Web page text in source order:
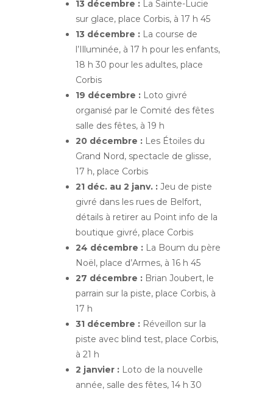
13 décembre : La Sainte-Lucie
sur glace, place Corbis, à 17 h 45
13 décembre : La course de
l’Illuminée, à 17 h pour les enfants,
18 h 30 pour les adultes, place
Corbis
19 décembre : Loto givré
organisé par le Comité des fêtes
salle des fêtes, à 19 h
20 décembre : Les Étoiles du
Grand Nord, spectacle de glisse,
17 h, place Corbis
21 déc. au 2 janv. : Jeu de piste
givré dans les rues de Belfort,
détails à retirer au Point info de la
boutique givré, place Corbis
24 décembre : La Boum du père
Noël, place d’Armes, à 16 h 45
27 décembre : Brian Joubert, le
parrain sur la piste, place Corbis, à
17 h
31 décembre : Réveillon sur la
piste avec blind test, place Corbis,
à 21 h
2 janvier : Loto de la nouvelle
année, salle des fêtes, 14 h 30